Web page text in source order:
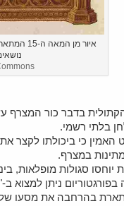
איור מן
בדבר כור המצרף
בלתי רשמי.
כי ביכולתו לקצר
במצרף.
יוחסו סגולות מופלאות,
בפורגטוריום ניתן
בהרחבה את מסעו